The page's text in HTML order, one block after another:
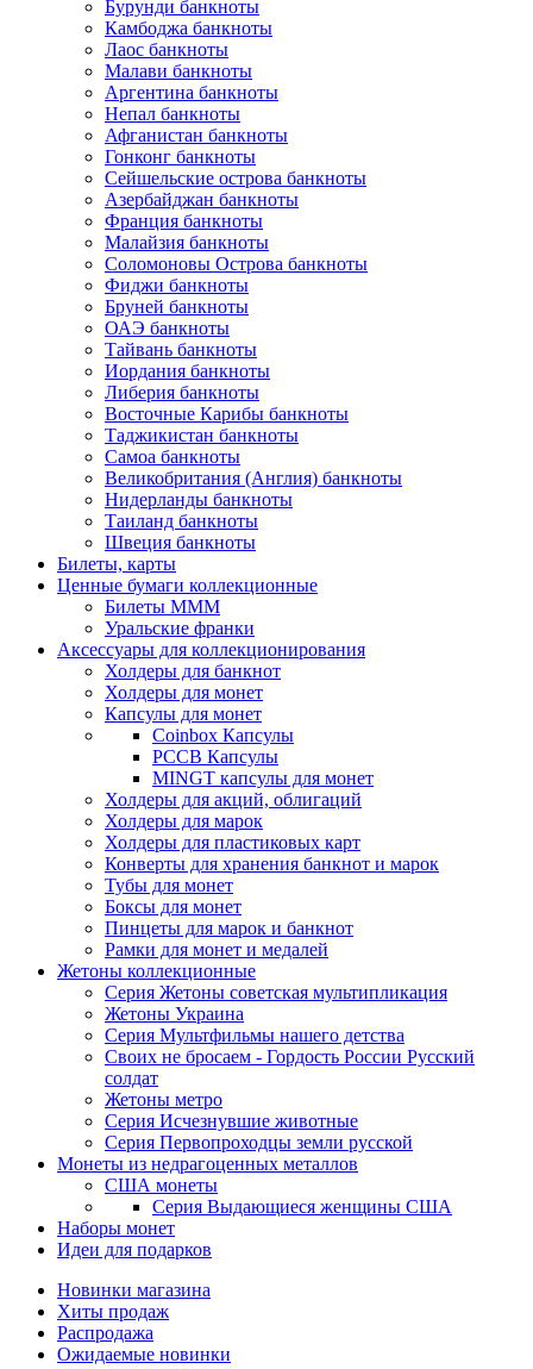
Бурунди банкноты
Камбоджа банкноты
Лаос банкноты
Малави банкноты
Аргентина банкноты
Непал банкноты
Афганистан банкноты
Гонконг банкноты
Сейшельские острова банкноты
Азербайджан банкноты
Франция банкноты
Малайзия банкноты
Соломоновы Острова банкноты
Фиджи банкноты
Бруней банкноты
ОАЭ банкноты
Тайвань банкноты
Иордания банкноты
Либерия банкноты
Восточные Карибы банкноты
Таджикистан банкноты
Самоа банкноты
Великобритания (Англия) банкноты
Нидерланды банкноты
Таиланд банкноты
Швеция банкноты
Билеты, карты
Ценные бумаги коллекционные
Билеты МММ
Уральские франки
Аксессуары для коллекционирования
Холдеры для банкнот
Холдеры для монет
Капсулы для монет
Coinbox Капсулы
РССВ Капсулы
MINGT капсулы для монет
Холдеры для акций, облигаций
Холдеры для марок
Холдеры для пластиковых карт
Конверты для хранения банкнот и марок
Тубы для монет
Боксы для монет
Пинцеты для марок и банкнот
Рамки для монет и медалей
Жетоны коллекционные
Серия Жетоны советская мультипликация
Жетоны Украина
Серия Мультфильмы нашего детства
Своих не бросаем - Гордость России Русский
солдат
Жетоны метро
Серия Исчезнувшие животные
Серия Первопроходцы земли русской
Монеты из недрагоценных металлов
США монеты
Серия Выдающиеся женщины США
Наборы монет
Идеи для подарков
Новинки магазина
Хиты продаж
Распродажа
Ожидаемые новинки